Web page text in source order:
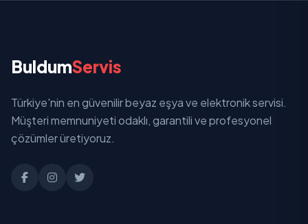
BuldumServis
Türkiye'nin en güvenilir beyaz eşya ve elektronik servisi.
Müşteri memnuniyeti odaklı, garantili ve profesyonel
çözümler üretiyoruz.